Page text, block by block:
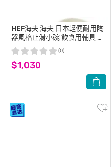
HEF海夫 海夫 日本輕便耐用陶
器風格止滑小碗 飲食用輔具 雙
包裝(HEFR-8)
$1,030
(0)